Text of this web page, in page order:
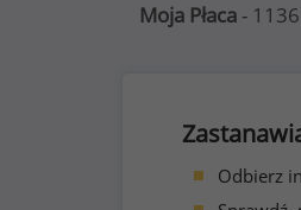
Moja Płaca -
Odbierz